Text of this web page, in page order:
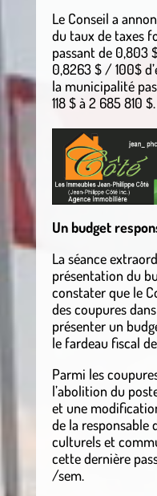
Le Conseil a
du taux de taxes
passant de 0,803
0,8263 $ / 100$
la municipalité
118 $ à 2 685 810 $.
Un budget
La séance
présentation du
constater que le
des coupures
présenter un
le fardeau fiscal
Parmi les
l’abolition du
et une
de la responsable
culturels et
cette dernière
/sem.